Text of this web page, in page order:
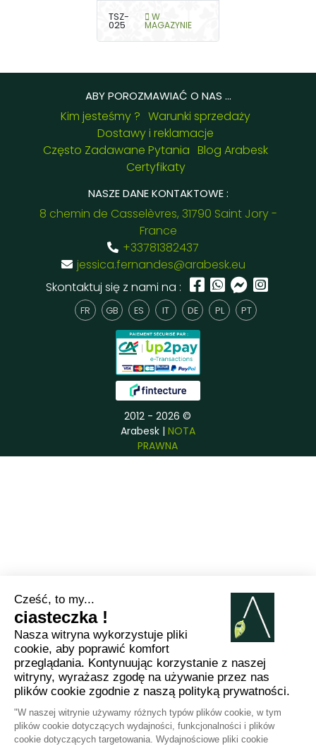
TSZ-
025
W
MAGAZYNIE
ABY POROZMAWIAĆ O NAS ...
Kim jesteśmy ? Warunki sprzedaży
Dostawy i reklamacje
Często Zadawane Pytania Blog Arabesk
Certyfikaty
NASZE DANE KONTAKTOWE :
8 chemin de Casselèvres, 31790 Saint Jory -
France
+33781382437
jessica.fernandes@arabesk.eu
Skontaktuj się z nami na :
FR GB ES IT DE PL PT
2012 - 2026 ©
Arabesk | NOTA
PRAWNA